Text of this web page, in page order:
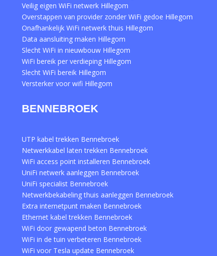
Veilig eigen WiFi netwerk Hillegom
Overstappen van provider zonder WiFi gedoe Hillegom
Onafhankelijk WiFi netwerk thuis Hillegom
Data aansluiting maken Hillegom
Slecht WiFi in nieuwbouw Hillegom
WiFi bereik per verdieping Hillegom
Slecht WiFi bereik Hillegom
Versterker voor wifi Hillegom
BENNEBROEK
UTP kabel trekken Bennebroek
Netwerkkabel laten trekken Bennebroek
WiFi access point installeren Bennebroek
UniFi netwerk aanleggen Bennebroek
UniFi specialist Bennebroek
Netwerkbekabeling thuis aanleggen Bennebroek
Extra internetpunt maken Bennebroek
Ethernet kabel trekken Bennebroek
WiFi door gewapend beton Bennebroek
WiFi in de tuin verbeteren Bennebroek
WiFi voor Tesla update Bennebroek